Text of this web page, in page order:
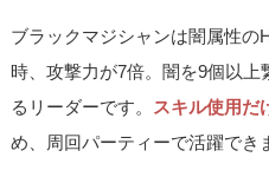
ブラックマジシャンは闇属性の
時、攻撃力が7倍。闇を9個以上
るリーダーです。 スキル使用だ
め、周回パーティーで活躍でき